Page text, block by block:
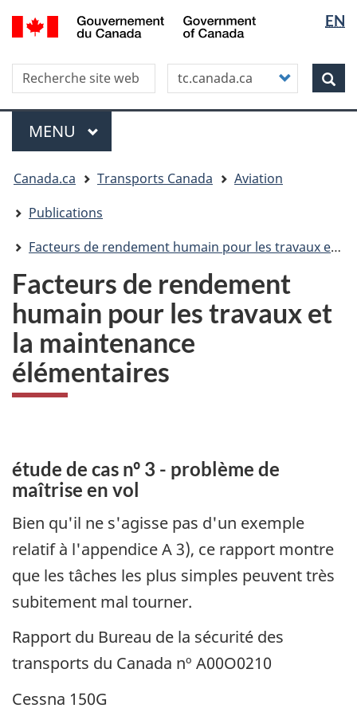
Aller
au
principal
Skip
to
this
site"
Passer
à
version
HTML
simplifiée
la
langue
EN
Canada
Search this site
Customize
your
search
Menu
MENU PRINCIPAL
êtes
ici
Canada.ca Transports Canada
Aviation
Publications
Facteurs de rendement humain pour les travaux et la maintenance élémentaires
Facteurs de rendement
humain pour les travaux et
la maintenance
élémentaires
étude de cas nº 3 - problème de
maîtrise en vol
Bien qu'il ne s'agisse pas d'un exemple
relatif à l'appendice A 3), ce rapport montre
que les tâches les plus simples peuvent très
subitement mal tourner.
Rapport du Bureau de la sécurité des
transports du Canada nº A00O0210
Cessna 150G